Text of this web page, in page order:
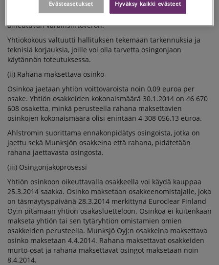
Ahlstrom pitää erotuksen. Markkinakäytännön mukaisesti
Ahlstrom on vastuullinen maksamaan osingonjaosta
aiheutuvan varainsiirtoveron.
Yhtiökokous valtuutti hallituksen tekemään tarkennuksia ja
teknisiä korjauksia, joille voi olla tarvetta osingonjaon
käytännön toteutuksessa.
(ii) Rahana maksettava osinko
Osinkoa jaetaan yhtiön voittovaroista noin 0,09 euroa per
osake. Yhtiön osakkeiden kokonaismäärä 30.1.2014 on 46 670
608 osaketta, minkä perusteella rahana maksettavien
osinkojen kokonaismäärä olisi enintään 4 308 056,13 euroa.
Ahlstromin suorittama ennakonpidätys osingoista, jotka on
jaettu sekä Munksjön osakkeina että rahana, pidätetään
rahana jaettavasta osingosta.
(iii) Osingonjakoprosessi
Yhtiön osinkoon oikeuttavalla osakkeella voi käydä kauppaa
25.3.2014 saakka. Osinko maksetaan osakkeenomistajalle, joka
on täsmäytyspäivänä 28.3.2014 merkittynä Euroclear Finland
Oy:n pitämään yhtiön osakasluetteloon. Osinkoa ei kuitenkaan
makseta yhtiön tai sen tytäryhtiön omistamien omien
osakkeiden perusteella. Munksjö Oyj:n osakkeina maksettava
osinko maksetaan 4.4.2014. Rahana maksettavat osakkeiden
murto-osat ja rahana maksettavat osingot maksetaan noin
8.4.2014.
Hyväksy kaikki evästeet
Evästeasetukset